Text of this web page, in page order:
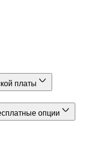
платы
опции